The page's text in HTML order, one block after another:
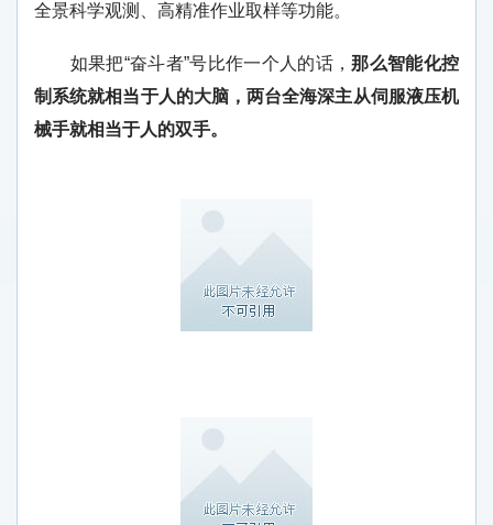
全景科学观测、高精准作业取样等功能。
如果把“奋斗者”号比作一个人的话，那么智能化控
制系统就相当于人的大脑，两台全海深主从伺服液压机
械手就相当于人的双手。